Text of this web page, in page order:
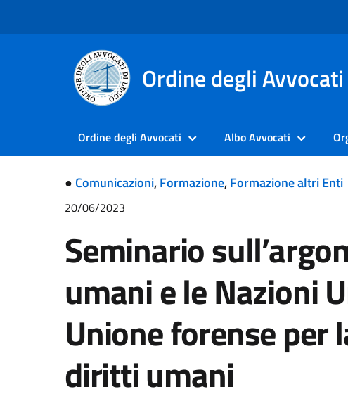
Ordine degli
Ordine degli Avvocati Albo Avvocati
● Comunicazioni,Formazione,Formazione altri Enti
20/06/2023
Seminario
umani e le Nazioni
Unione forense per
diritti umani